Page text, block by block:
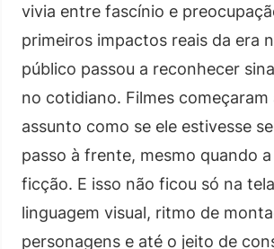
vivia entre fascínio e
primeiros impactos reais da era
público passou a reconhecer
no cotidiano. Filmes
assunto como se ele estivesse
passo à frente, mesmo quando
ficção. E isso não ficou só na
linguagem visual, ritmo de
personagens e até o jeito de